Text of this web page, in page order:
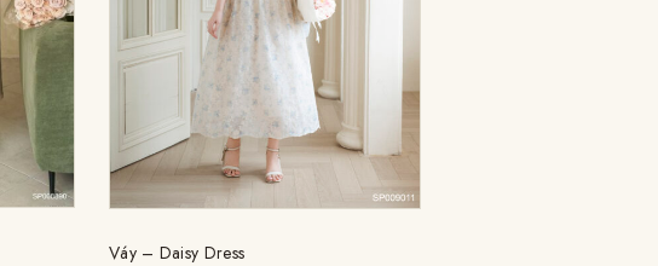
Váy – Daisy Dress